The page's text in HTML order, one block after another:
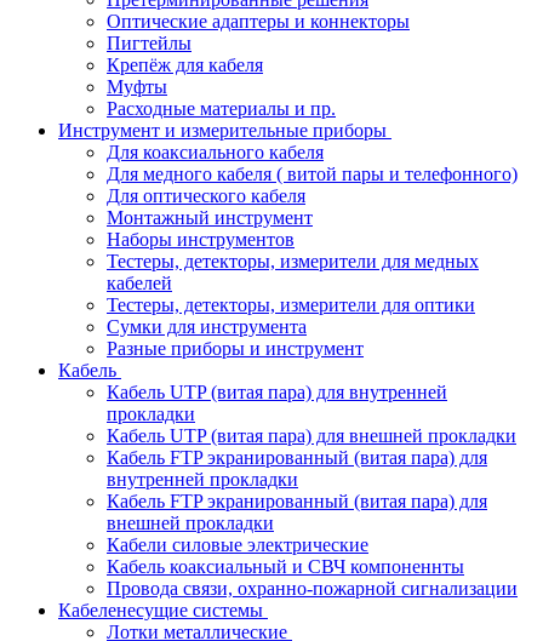
Оптические адаптеры и коннекторы
Пигтейлы
Крепёж для кабеля
Муфты
Расходные материалы и пр.
Инструмент и измерительные приборы
Для коаксиального кабеля
Для медного кабеля ( витой пары и телефонного)
Для оптического кабеля
Монтажный инструмент
Наборы инструментов
Тестеры, детекторы, измерители для медных
кабелей
Тестеры, детекторы, измерители для оптики
Сумки для инструмента
Разные приборы и инструмент
Кабель
Кабель UTP (витая пара) для внутренней
прокладки
Кабель UTP (витая пара) для внешней прокладки
Кабель FTP экранированный (витая пара) для
внутренней прокладки
Кабель FTP экранированный (витая пара) для
внешней прокладки
Кабели силовые электрические
Кабель коаксиальный и СВЧ компоненнты
Провода связи, охранно-пожарной сигнализации
Кабеленесущие системы
Лотки металлические